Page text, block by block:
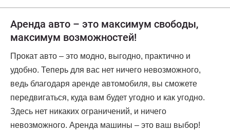
Аренда авто – это максимум свободы,
максимум возможностей!
Прокат авто – это модно, выгодно, практично и
удобно. Теперь для вас нет ничего невозможного,
ведь благодаря аренде автомобиля, вы сможете
передвигаться, куда вам будет угодно и как угодно.
Здесь нет никаких ограничений, и ничего
невозможного. Аренда машины – это ваш выбор!